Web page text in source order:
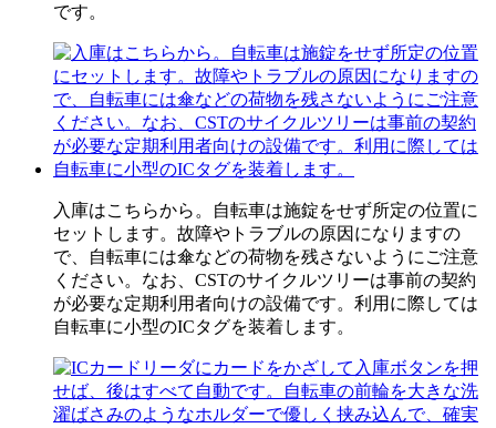
です。
入庫はこちらから。自転車は施錠をせず所定の位置に
セットします。故障やトラブルの原因になりますの
で、自転車には傘などの荷物を残さないようにご注意
ください。なお、CSTのサイクルツリーは事前の契約
が必要な定期利用者向けの設備です。利用に際しては
自転車に小型のICタグを装着します。